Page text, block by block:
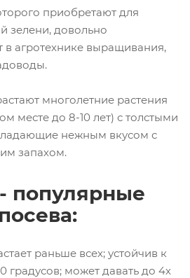
приобретают для
зелени, довольно
в агротехнике выращивания,
многолетние растения
месте до 8-10 лет) с толстыми
нежным вкусом с
запахом.
популярные
раньше всех; устойчив к
градусов; может давать до 4х